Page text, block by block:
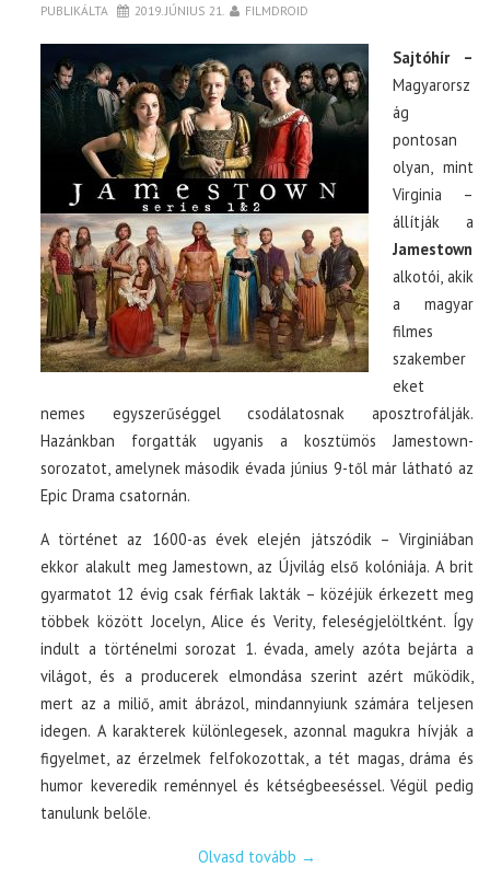
PUBLIKÁLTA 2019. JÚNIUS 21. FILMDROID
Sajtóhír –
Magyarorsz
ág
pontosan
olyan, mint
Virginia –
állítják a
Jamestown
alkotói, akik
a magyar
filmes
szakember
eket
nemes egyszerűséggel csodálatosnak aposztrofálják.
Hazánkban forgatták ugyanis a kosztümös Jamestown-
sorozatot, amelynek második évada június 9-től már látható az
Epic Drama csatornán.
A történet az 1600-as évek elején játszódik – Virginiában
ekkor alakult meg Jamestown, az Újvilág első kolóniája. A brit
gyarmatot 12 évig csak férfiak lakták – közéjük érkezett meg
többek között Jocelyn, Alice és Verity, feleségjelöltként. Így
indult a történelmi sorozat 1. évada, amely azóta bejárta a
világot, és a producerek elmondása szerint azért működik,
mert az a miliő, amit ábrázol, mindannyiunk számára teljesen
idegen. A karakterek különlegesek, azonnal magukra hívják a
figyelmet, az érzelmek felfokozottak, a tét magas, dráma és
humor keveredik reménnyel és kétségbeeséssel. Végül pedig
tanulunk belőle.
Olvasd tovább →